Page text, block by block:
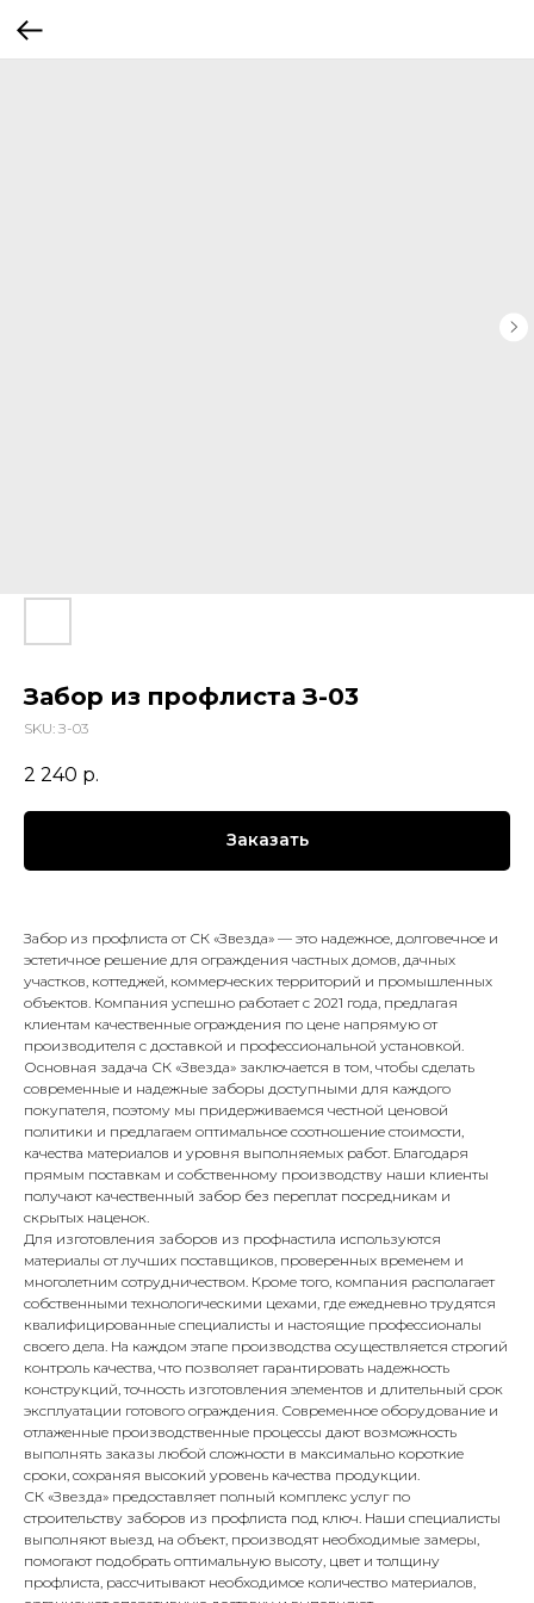
Забор из профлиста З-03
SKU: З-03
2 240 р.
Заказать
Забор из профлиста от СК «Звезда» — это надежное, долговечное и
эстетичное решение для ограждения частных домов, дачных
участков, коттеджей, коммерческих территорий и промышленных
объектов. Компания успешно работает с 2021 года, предлагая
клиентам качественные ограждения по цене напрямую от
производителя с доставкой и профессиональной установкой.
Основная задача СК «Звезда» заключается в том, чтобы сделать
современные и надежные заборы доступными для каждого
покупателя, поэтому мы придерживаемся честной ценовой
политики и предлагаем оптимальное соотношение стоимости,
качества материалов и уровня выполняемых работ. Благодаря
прямым поставкам и собственному производству наши клиенты
получают качественный забор без переплат посредникам и
скрытых наценок.
Для изготовления заборов из профнастила используются
материалы от лучших поставщиков, проверенных временем и
многолетним сотрудничеством. Кроме того, компания располагает
собственными технологическими цехами, где ежедневно трудятся
квалифицированные специалисты и настоящие профессионалы
своего дела. На каждом этапе производства осуществляется строгий
контроль качества, что позволяет гарантировать надежность
конструкций, точность изготовления элементов и длительный срок
эксплуатации готового ограждения. Современное оборудование и
отлаженные производственные процессы дают возможность
выполнять заказы любой сложности в максимально короткие
сроки, сохраняя высокий уровень качества продукции.
СК «Звезда» предоставляет полный комплекс услуг по
строительству заборов из профлиста под ключ. Наши специалисты
выполняют выезд на объект, производят необходимые замеры,
помогают подобрать оптимальную высоту, цвет и толщину
профлиста, рассчитывают необходимое количество материалов,